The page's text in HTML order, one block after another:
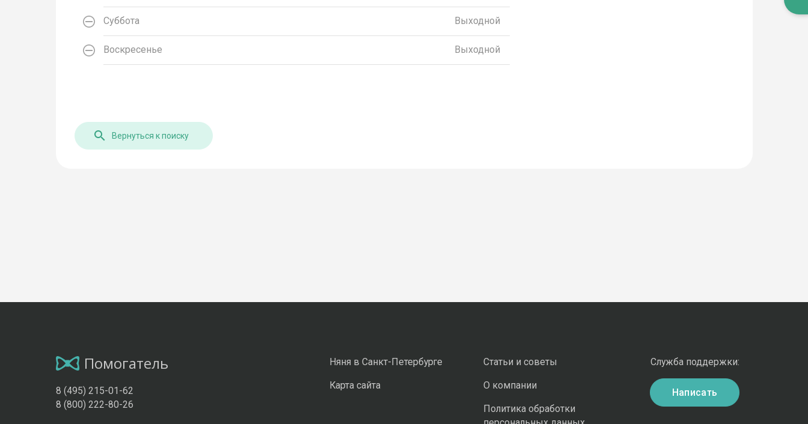
Суббота Выходной
Воскресенье Выходной
Вернуться к поиску
Помогатель
8 (495) 215-01-62
8 (800) 222-80-26
Няня в Санкт-Петербурге
Карта сайта
Статьи и советы
О компании
Политика обработки
Служба поддержки:
Написать